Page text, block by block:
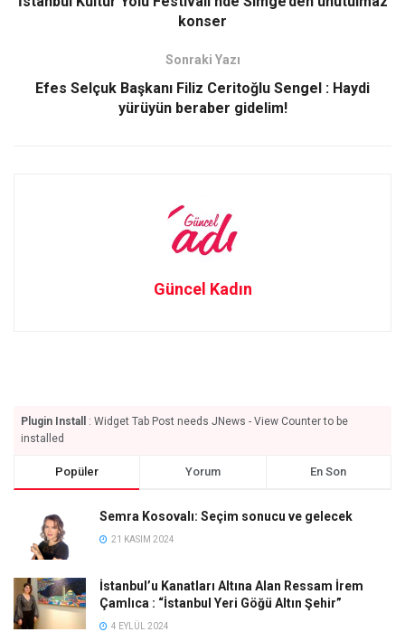
konser
Sonraki Yazı
Efes Selçuk Başkanı Filiz Ceritoğlu Sengel : Haydi
yürüyün beraber gidelim!
Güncel Kadın
Plugin Install
: Widget Tab Post needs JNews - View Counter to be
installed
Popüler Yorum En Son
Semra Kosovalı: Seçim sonucu ve gelecek
21 KASIM 2024
İstanbul’u Kanatları Altına Alan Ressam İrem
Çamlıca : “İstanbul Yeri Göğü Altın Şehir”
4 EYLÜL 2024